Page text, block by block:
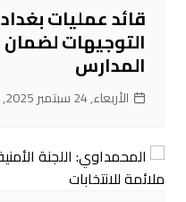
قائد عمليات
التوجيهات
المدارس
الأربعاء, 24 سبتمبر 2025, 11:54